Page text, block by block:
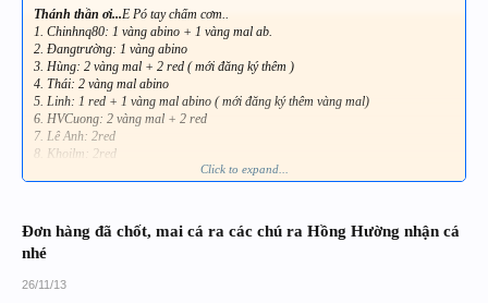
Thánh thần ơi...E Pó tay chấm cơm..
1. Chinhnq80: 1 vàng abino + 1 vàng mal ab.
2. Đangtrường: 1 vàng abino
3. Hùng: 2 vàng mal + 2 red ( mới đăng ký thêm )
4. Thái: 2 vàng mal abino
5. Linh: 1 red + 1 vàng mal abino ( mới đăng ký thêm vàng mal)
6. HVCuong: 2 vàng mal + 2 red
7. Lê Anh: 2red
8. Khoilm: 2red
Red : 9 con
Click to expand...
Đơn hàng đã chốt, mai cá ra các chú ra Hồng Hường nhận cá
nhé
26/11/13